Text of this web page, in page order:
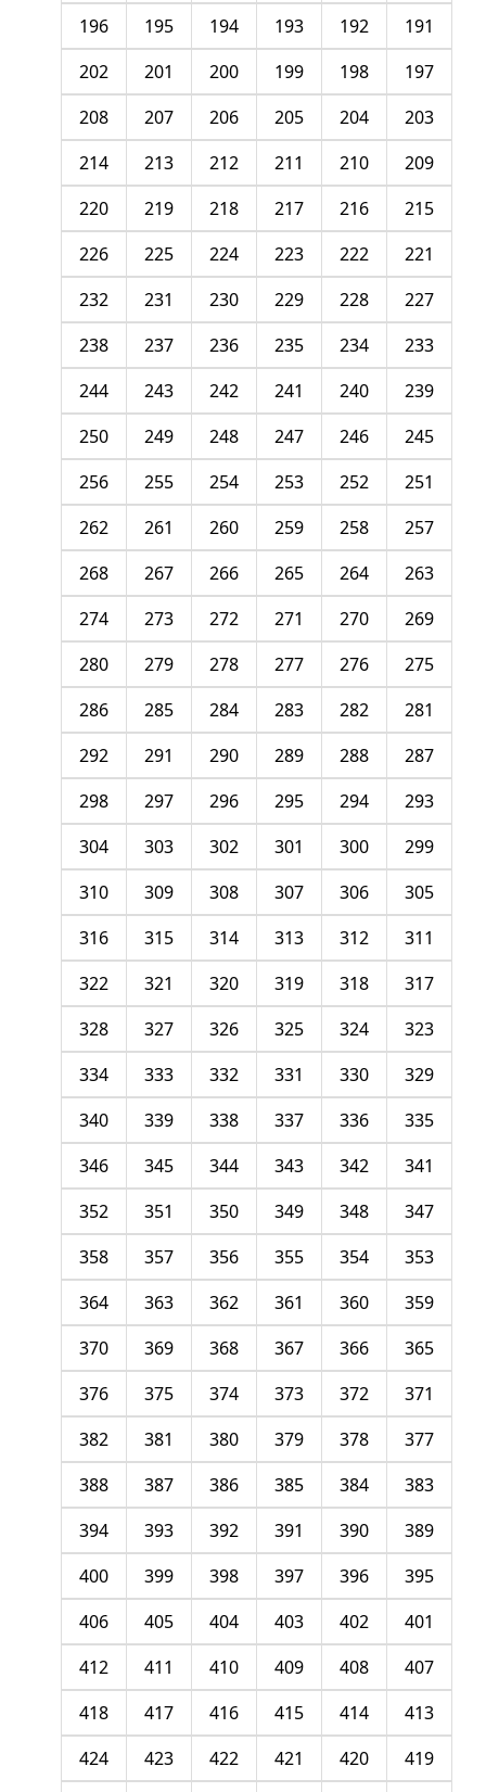
191
192
193
194
195
196
197
198
199
200
201
202
203
204
205
206
207
208
209
210
211
212
213
214
215
216
217
218
219
220
221
222
223
224
225
226
227
228
229
230
231
232
233
234
235
236
237
238
239
240
241
242
243
244
245
246
247
248
249
250
251
252
253
254
255
256
257
258
259
260
261
262
263
264
265
266
267
268
269
270
271
272
273
274
275
276
277
278
279
280
281
282
283
284
285
286
287
288
289
290
291
292
293
294
295
296
297
298
299
300
301
302
303
304
305
306
307
308
309
310
311
312
313
314
315
316
317
318
319
320
321
322
323
324
325
326
327
328
329
330
331
332
333
334
335
336
337
338
339
340
341
342
343
344
345
346
347
348
349
350
351
352
353
354
355
356
357
358
359
360
361
362
363
364
365
366
367
368
369
370
371
372
373
374
375
376
377
378
379
380
381
382
383
384
385
386
387
388
389
390
391
392
393
394
395
396
397
398
399
400
401
402
403
404
405
406
407
408
409
410
411
412
413
414
415
416
417
418
419
420
421
422
423
424